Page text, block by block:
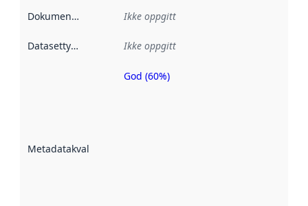
Dokumentasjon Ikke oppgitt
Datasettype Ikke oppgitt
Metadatakvalitet
Metadatakvalitet
God (60%)